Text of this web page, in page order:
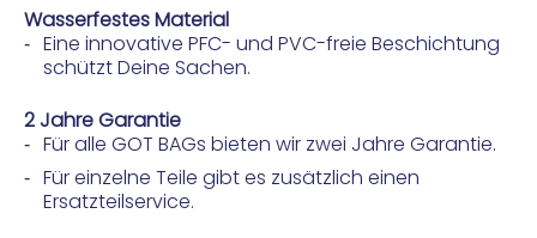
Wasserfestes Material
Eine innovative PFC- und PVC-freie Beschichtung
schützt Deine Sachen.
2 Jahre Garantie
Für alle GOT BAGs bieten wir zwei Jahre Garantie.
Für einzelne Teile gibt es zusätzlich einen
Ersatzteilservice.